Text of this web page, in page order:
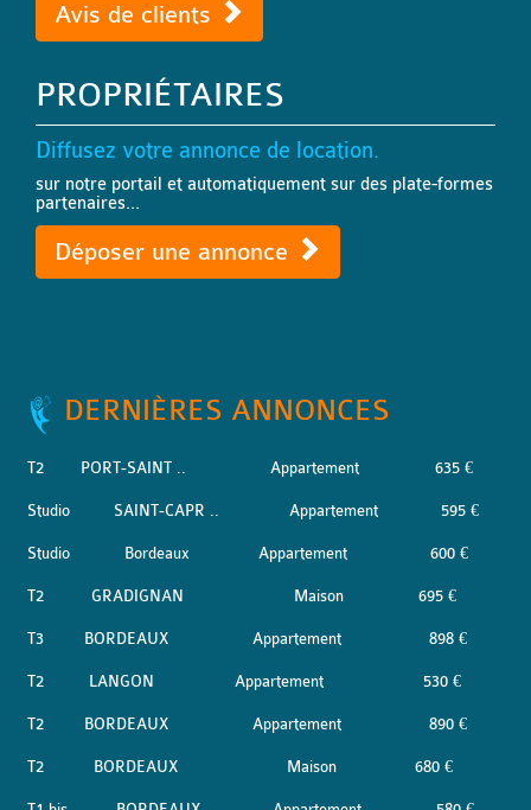
Avis de clients
PROPRIÉTAIRES
Diffusez votre annonce de location.
sur notre portail et automatiquement sur des plate-formes
partenaires...
Déposer une annonce
DERNIÈRES ANNONCES
T2 PORT-SAINT .. Appartement 635 €
Studio SAINT-CAPR .. Appartement 595 €
Studio Bordeaux Appartement 600 €
T2 GRADIGNAN Maison 695 €
T3 BORDEAUX Appartement 898 €
T2 LANGON Appartement 530 €
T2 BORDEAUX Appartement 890 €
T2 BORDEAUX Maison 680 €